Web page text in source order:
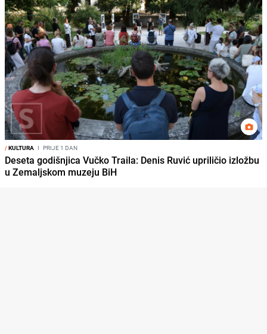
/KULTURA I PRIJE 1 DAN
Deseta godišnjica Vučko Traila: Denis Ruvić upriličio izložbu
u Zemaljskom muzeju BiH